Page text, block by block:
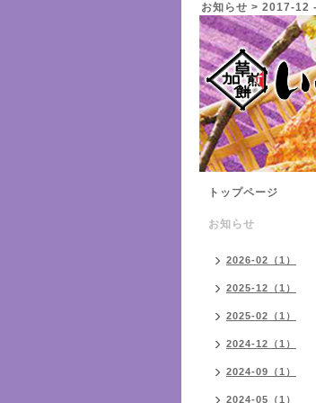
お知らせ > 2017-12
トップページ
お知らせ
2026-02（1）
2025-12（1）
2025-02（1）
2024-12（1）
2024-09（1）
2024-05（1）